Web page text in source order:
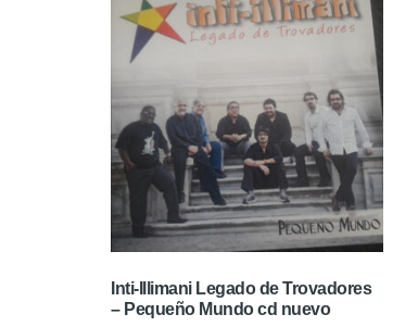
Inti-Illimani Legado de Trovadores
– Pequeño Mundo cd nuevo